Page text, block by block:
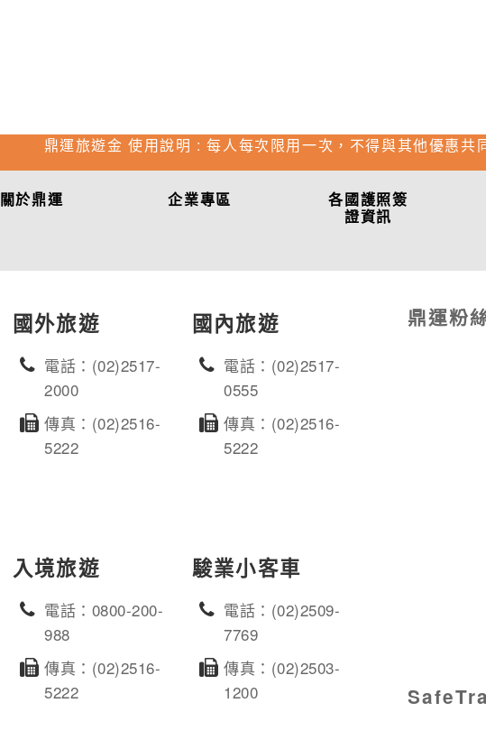
鼎運旅遊金 使用說明 : 每人每次限用一次，不得與其他優惠共
關於鼎運 企業專區
各國護照簽
證資訊
國外旅遊
電話：(02)2517-
2000
傳真：(02)2516-
5222
國內旅遊
電話：(02)2517-
0555
傳真：(02)2516-
5222
入境旅遊
電話：0800-200-
988
傳真：(02)2516-
5222
駿業小客車
電話：(02)2509-
7769
傳真：(02)2503-
1200
鼎運粉